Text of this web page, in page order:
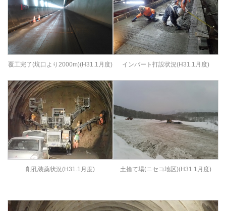
覆工完了(坑口より2000m)(H31.1月度) インバート打設状況(H31.1月度)
削孔装薬状況(H31.1月度) 土捨て場(ニセコ地区)(H31.1月度)